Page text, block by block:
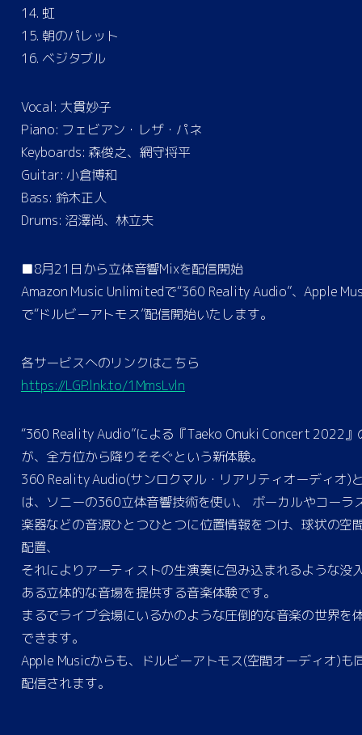
14. 虹
15. 朝のパレット
16. ベジタブル
Vocal: 大貫妙子
Piano: フェビアン・レザ・パネ
Keyboards: 森俊之、網守将平
Guitar: 小倉博和
Bass: 鈴木正人
Drums: 沼澤尚、林立夫
■8月21日から立体音響Mixを配信開始
Amazon Music Unlimitedで“360 Reality Audio”、Apple
で“ドルビーアトモス”配信開始いたします。
各サービスへのリンクはこちら
https://LGP.lnk.to/1MmsLvln
“360 Reality Audio”による『Taeko Onuki Concert 2022』
が、全方位から降りそそぐという新体験。
360 Reality Audio(サンロクマル・リアリティオーディオ)
は、ソニーの360立体音響技術を使い、 ボーカルやコーラ
楽器などの音源ひとつひとつに位置情報をつけ、球状の空
配置、
それによりアーティストの生演奏に包み込まれるような没
ある立体的な音場を提供する音楽体験です。
まるでライブ会場にいるかのような圧倒的な音楽の世界を
できます。
Apple Musicからも、ドルビーアトモス(空間オーディオ)も
配信されます。